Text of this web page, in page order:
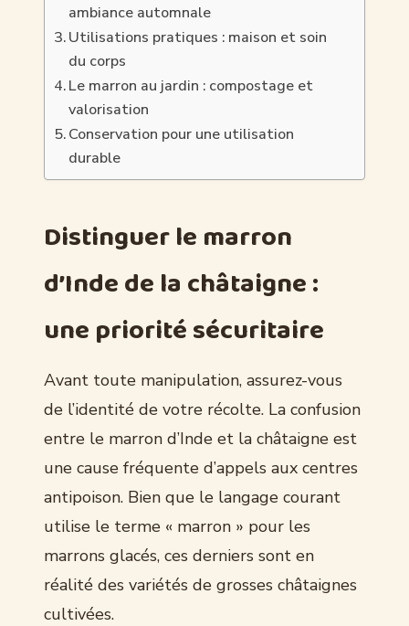
ambiance automnale
Utilisations pratiques : maison et soin
du corps
Le marron au jardin : compostage et
valorisation
Conservation pour une utilisation
durable
Distinguer le marron
d’Inde de la châtaigne :
une priorité sécuritaire
Avant toute manipulation, assurez-vous
de l’identité de votre récolte. La confusion
entre le marron d’Inde et la châtaigne est
une cause fréquente d’appels aux centres
antipoison. Bien que le langage courant
utilise le terme « marron » pour les
marrons glacés, ces derniers sont en
réalité des variétés de grosses châtaignes
cultivées.